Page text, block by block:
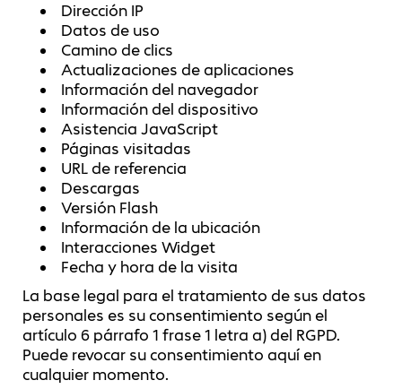
Dirección IP
Datos de uso
Camino de clics
Actualizaciones de aplicaciones
Información del navegador
Información del dispositivo
Asistencia JavaScript
Páginas visitadas
URL de referencia
Descargas
Versión Flash
Información de la ubicación
Interacciones Widget
Fecha y hora de la visita
La base legal para el tratamiento de sus datos
personales es su consentimiento según el
artículo 6 párrafo 1 frase 1 letra a) del RGPD.
Puede revocar su consentimiento aquí en
cualquier momento.